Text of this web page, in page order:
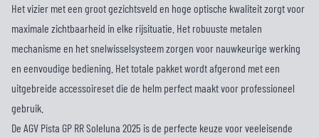
Het vizier met een groot gezichtsveld en hoge optische kwaliteit zorgt voor
maximale zichtbaarheid in elke rijsituatie. Het robuuste metalen
mechanisme en het snelwisselsysteem zorgen voor nauwkeurige werking
en eenvoudige bediening. Het totale pakket wordt afgerond met een
uitgebreide accessoireset die de helm perfect maakt voor professioneel
gebruik.
De AGV Pista GP RR Soleluna 2025 is de perfecte keuze voor veeleisende